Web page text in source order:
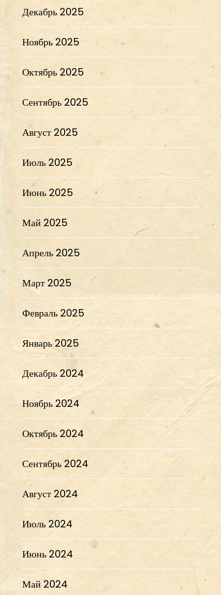
Декабрь 2025
Ноябрь 2025
Октябрь 2025
Сентябрь 2025
Август 2025
Июль 2025
Июнь 2025
Май 2025
Апрель 2025
Март 2025
Февраль 2025
Январь 2025
Декабрь 2024
Ноябрь 2024
Октябрь 2024
Сентябрь 2024
Август 2024
Июль 2024
Июнь 2024
Май 2024